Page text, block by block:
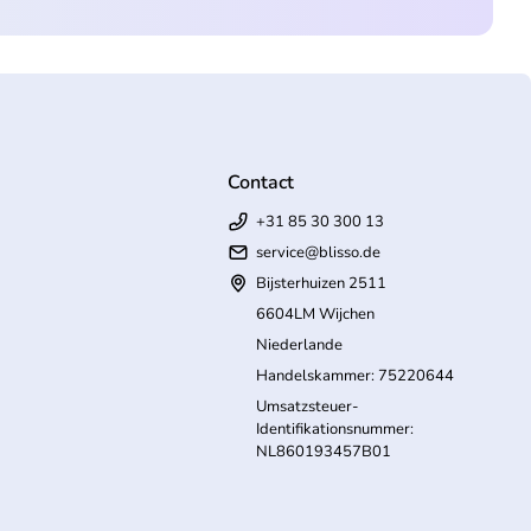
Contact
+31 85 30 300 13
service@blisso.de
Bijsterhuizen 2511
6604LM Wijchen
Niederlande
Handelskammer: 75220644
Umsatzsteuer-
Identifikationsnummer:
NL860193457B01